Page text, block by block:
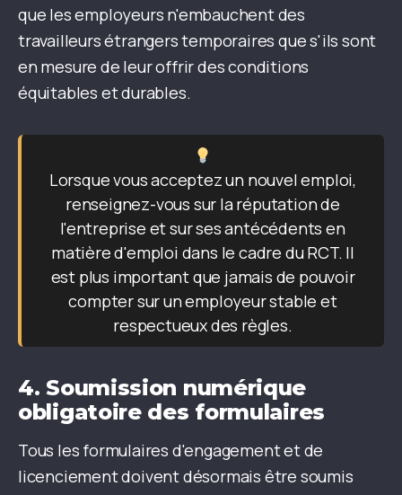
que les employeurs n'embauchent des
travailleurs étrangers temporaires que s'ils sont
en mesure de leur offrir des conditions
équitables et durables.
Lorsque vous acceptez un nouvel emploi,
renseignez-vous sur la réputation de
l'entreprise et sur ses antécédents en
matière d'emploi dans le cadre du RCT. Il
est plus important que jamais de pouvoir
compter sur un employeur stable et
respectueux des règles.
4. Soumission numérique
obligatoire des formulaires
Tous les formulaires d'engagement et de
licenciement doivent désormais être soumis